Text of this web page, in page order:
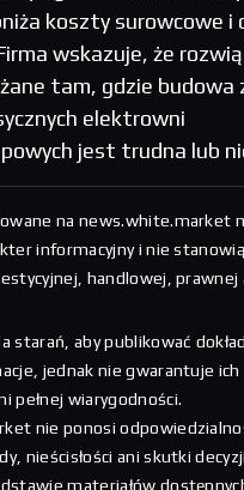
koszty surowcowe i
wskazuje, że
tam, gdzie budowa
elektrowni
jest trudna lub
na news.white.market
informacyjny i nie
handlowej, prawnej
starań, aby publikować
jednak nie gwarantuje ich
pełnej wiarygodności.
nie ponosi
nieścisłości ani skutki decyzji
materiałów